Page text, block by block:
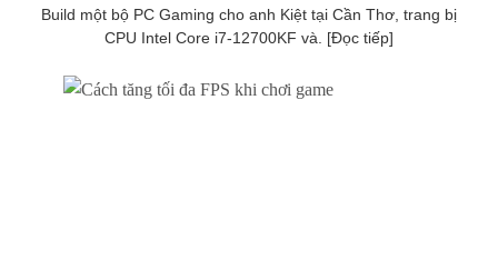
Build một bộ PC Gaming cho anh Kiệt tại Cần Thơ, trang bị
CPU Intel Core i7-12700KF và. [Đọc tiếp]